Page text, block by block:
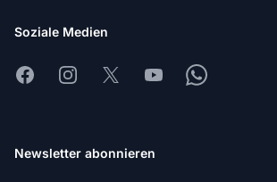
Soziale Medien
FacebookInstagram
X YoutubeWhatsapp
Newsletter abonnieren